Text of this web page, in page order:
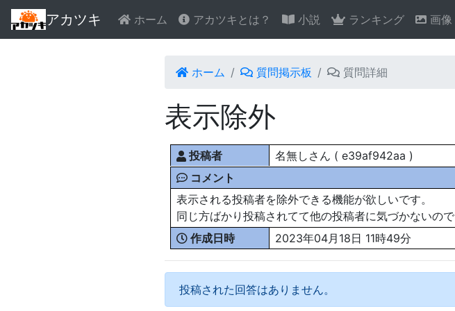
アカツキ ホーム アカツキとは？ 小説 ランキング 画像
ホーム 質問掲示板 質問詳細
表示除外
投稿者
名無しさん ( e39af942aa )
コメント
表示される投稿者を除外できる機能が欲しいです。
同じ方ばかり投稿されてて他の投稿者に気づかないので
作成日時
2023年04月18日 11時49分
投稿された回答はありません。